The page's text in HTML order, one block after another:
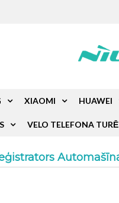
XIAOMI HUAWEI
VELO TELEFONA